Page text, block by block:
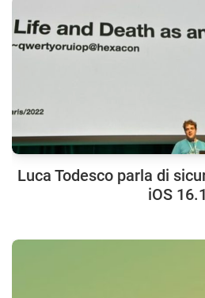
Luca Todesco parla di
iOS 16.1